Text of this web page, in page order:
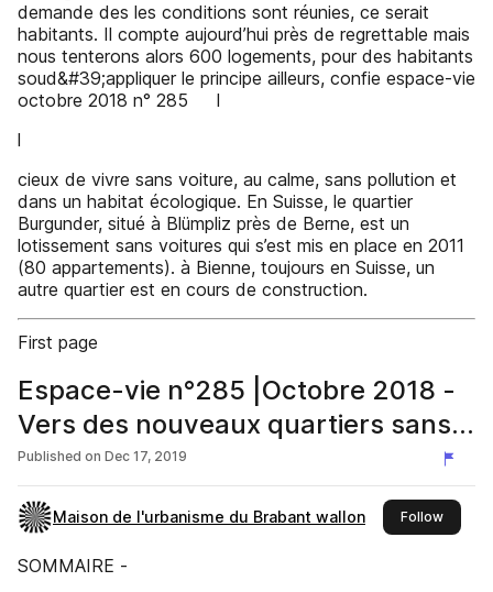
demande des les conditions sont réunies, ce serait
habitants. Il compte aujourd’hui près de regrettable mais
nous tenterons alors 600 logements, pour des habitants
soud&#39;appliquer le principe ailleurs, confie espace-vie
octobre 2018 n° 285 l
l
cieux de vivre sans voiture, au calme, sans pollution et
dans un habitat écologique. En Suisse, le quartier
Burgunder, situé à Blümpliz près de Berne, est un
lotissement sans voitures qui s’est mis en place en 2011
(80 appartements). à Bienne, toujours en Suisse, un
autre quartier est en cours de construction.
First page
Espace-vie n°285 |Octobre 2018 -
Vers des nouveaux quartiers sans
voiture ?
Published on Dec 17, 2019
Maison de l'urbanisme du Brabant wallon Followthis
SOMMAIRE -